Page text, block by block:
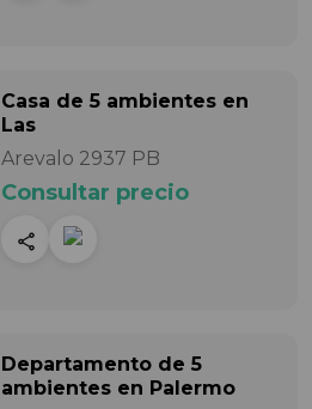
Casa de 5 ambientes en
Las
Arevalo 2937 PB
Consultar precio
Departamento de 5
ambientes en Palermo